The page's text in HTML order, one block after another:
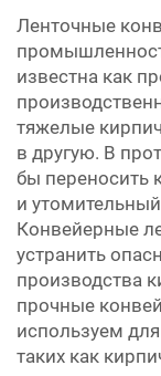
Ленточные
известна как
тяжелые
в другую. В
бы переносить
и
Конвейерные
устранить
производства
прочные
используем
таких как